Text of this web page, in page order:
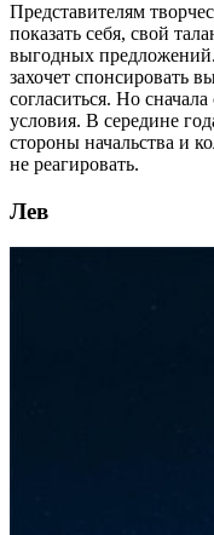
Представителям
показать себя, свой
выгодных
захочет спонсировать
согласиться. Но
условия. В середине
стороны начальства и
не реагировать.
Лев